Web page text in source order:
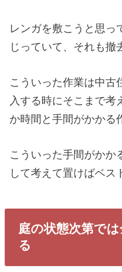
レンガを敷こうと思っ
じっていて、それも撤
こういった作業は中古
入する時にそこまで考
か時間と手間がかかる
こういった手間がかか
して考えて置けばベス
庭の状態次第で
る